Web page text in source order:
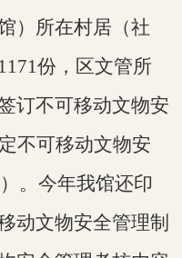
）所在村居（社
份，区文管所
订不可移动文物安
不可移动文物安
。今年我馆还印
动文物安全管理制